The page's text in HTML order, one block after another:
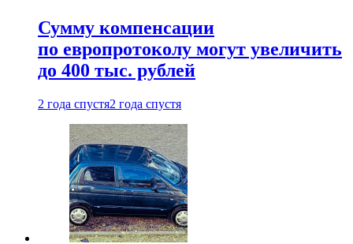
Сумму компенсации
по европротоколу могут увеличить
до 400 тыс. рублей
2 года спустя2 года спустя